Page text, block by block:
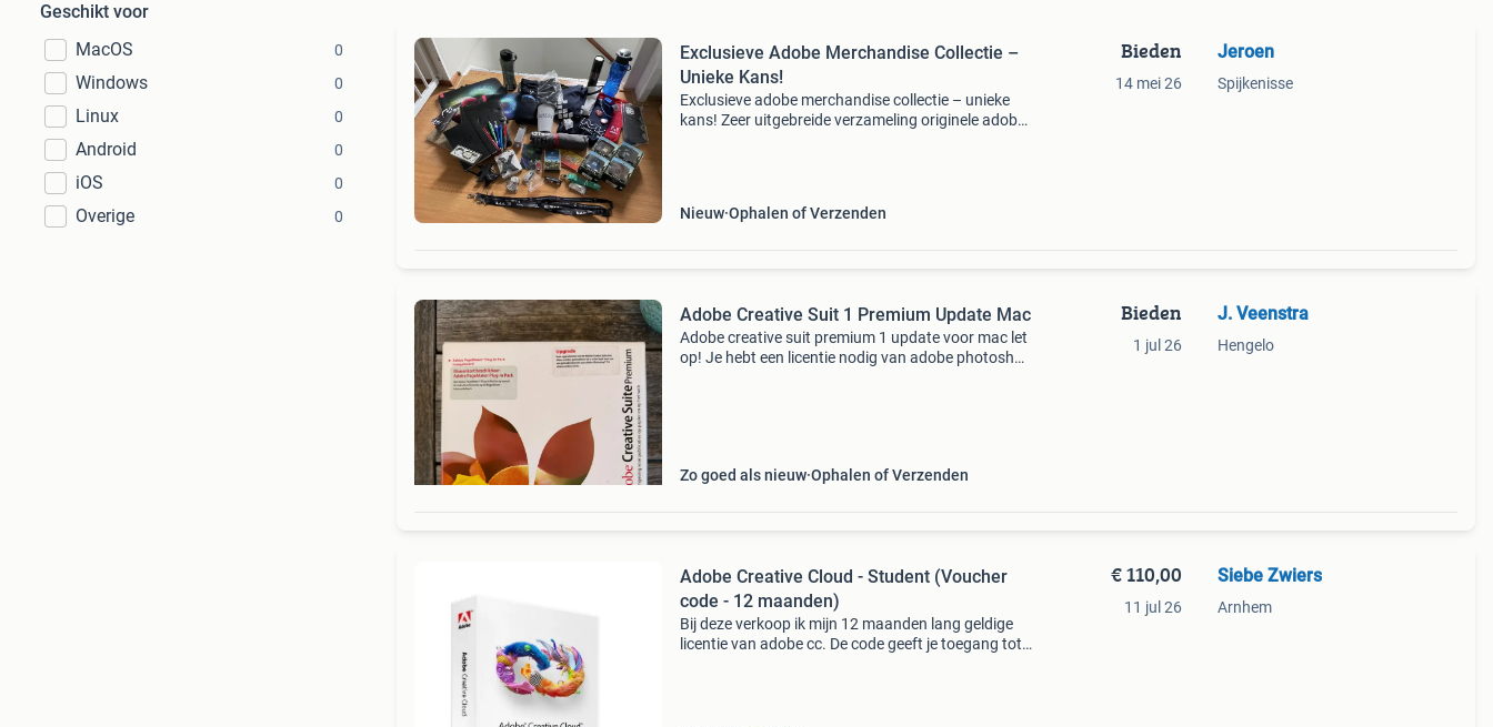
Geschikt voor
MacOS
0
Windows 0
Linux 0
Android 0
iOS 0
Overige 0
Exclusieve Adobe Merchandise Collectie –
Unieke Kans!
Exclusieve adobe merchandise collectie – unieke
kans! Zeer uitgebreide verzameling originele adobe
Nieuw Ophalen of Verzenden
Bieden
14 mei 26
Jeroen
Spijkenisse
Adobe Creative Suit 1 Premium Update Mac
Adobe creative suit premium 1 update voor mac let
op! Je hebt een licentie nodig van adobe photoshop
Zo goed als nieuw Ophalen of Verzenden
Bieden
1 jul 26
J. Veenstra
Hengelo
Adobe Creative Cloud - Student (Voucher
code - 12 maanden)
Bij deze verkoop ik mijn 12 maanden lang geldige
licentie van adobe cc. De code geeft je toegang tot
€ 110,00
11 jul 26
Siebe Zwiers
Arnhem